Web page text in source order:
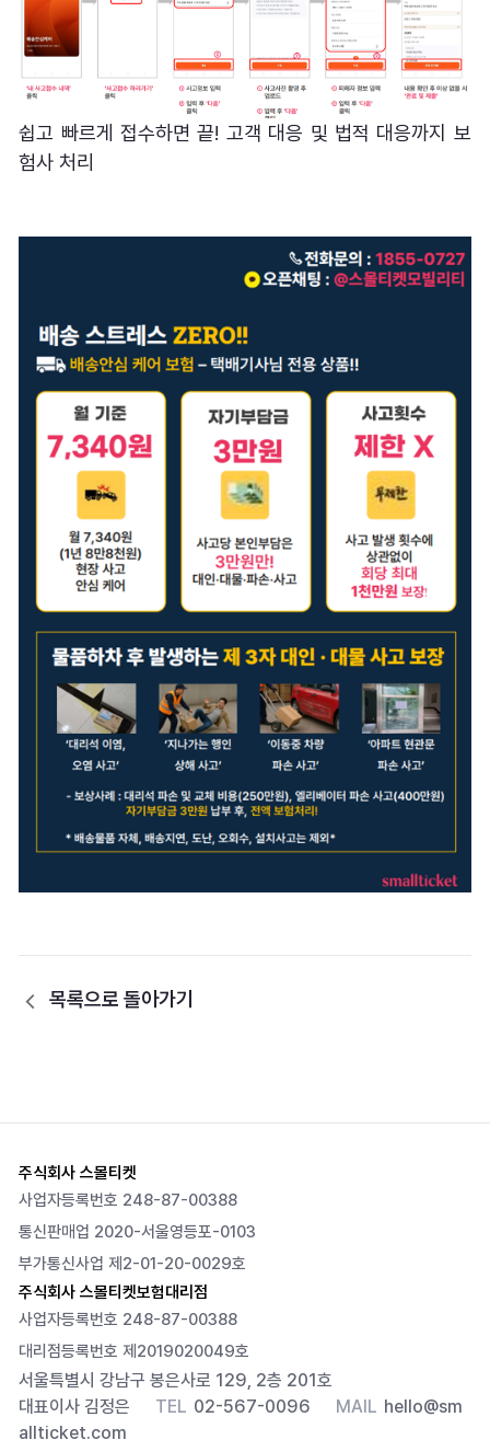
쉽고 빠르게 접수하면 끝! 고객 대응 및 법적 대응까지 보
험사 처리
목록으로 돌아가기
주식회사 스몰티켓
사업자등록번호 248-87-00388
통신판매업 2020-서울영등포-0103
부가통신사업 제2-01-20-0029호
주식회사 스몰티켓보험대리점
사업자등록번호 248-87-00388
대리점등록번호 제2019020049호
서울특별시 강남구 봉은사로 129, 2층 201호
대표이사 김정은
TEL 02-567-0096 MAIL hello@sm
allticket.com